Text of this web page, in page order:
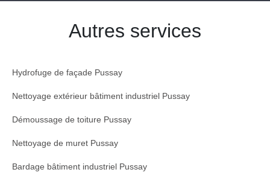
Autres services
Hydrofuge de façade Pussay
Nettoyage extérieur bâtiment industriel Pussay
Démoussage de toiture Pussay
Nettoyage de muret Pussay
Bardage bâtiment industriel Pussay